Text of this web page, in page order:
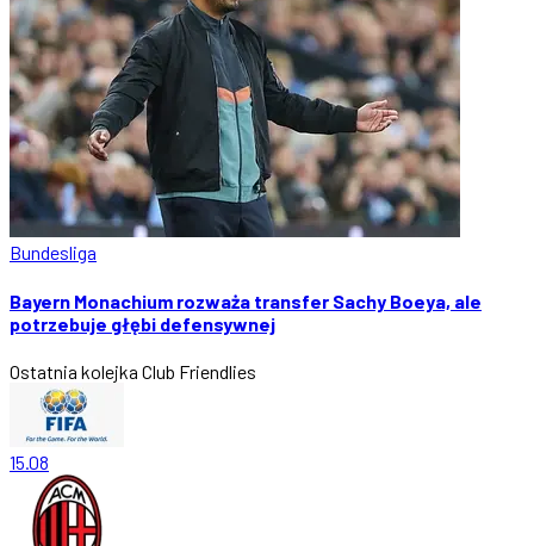
Bundesliga
Bayern Monachium rozważa transfer Sachy Boeya, ale
potrzebuje głębi defensywnej
Ostatnia kolejka Club Friendlies
15.08